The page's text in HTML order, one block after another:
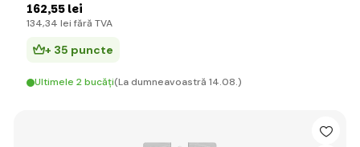
162,55 lei
134,34 lei fără TVA
+ 35 puncte
Ultimele 2 bucăți(La dumneavoastră 14.08.)